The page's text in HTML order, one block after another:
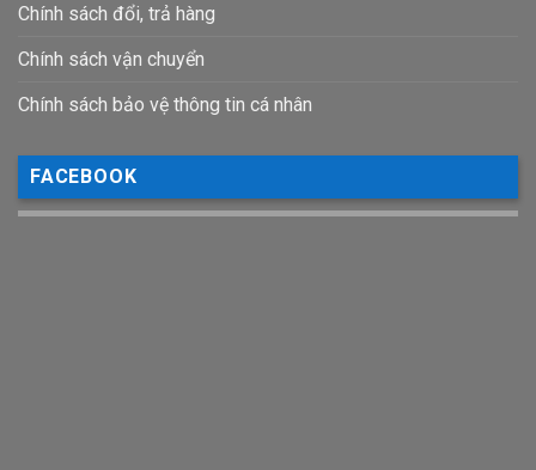
Chính sách đổi, trả hàng
Chính sách vận chuyển
Chính sách bảo vệ thông tin cá nhân
FACEBOOK